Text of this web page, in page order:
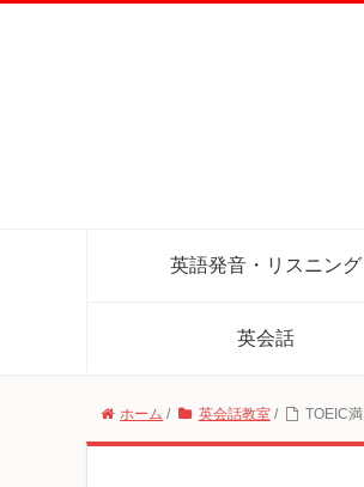
英語発音・リスニング
英会話
ホーム / 英会話教室 / TOEIC